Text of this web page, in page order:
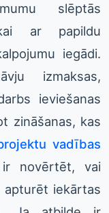
slēptās
ar papildu
iegādi.
izmaksas,
ieviešanas
zināšanas, kas
vadības
ir novērtēt, vai
apturēt iekārtas